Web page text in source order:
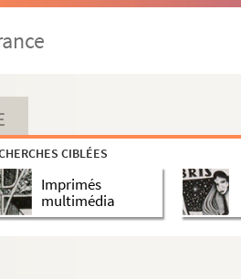
CIBLÉES
Imprimés
multimédia